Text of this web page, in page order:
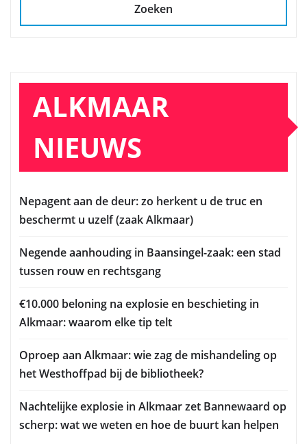
Zoeken
ALKMAAR
NIEUWS
Nepagent aan de deur: zo herkent u de truc en
beschermt u uzelf (zaak Alkmaar)
Negende aanhouding in Baansingel-zaak: een stad
tussen rouw en rechtsgang
€10.000 beloning na explosie en beschieting in
Alkmaar: waarom elke tip telt
Oproep aan Alkmaar: wie zag de mishandeling op
het Westhoffpad bij de bibliotheek?
Nachtelijke explosie in Alkmaar zet Bannewaard op
scherp: wat we weten en hoe de buurt kan helpen